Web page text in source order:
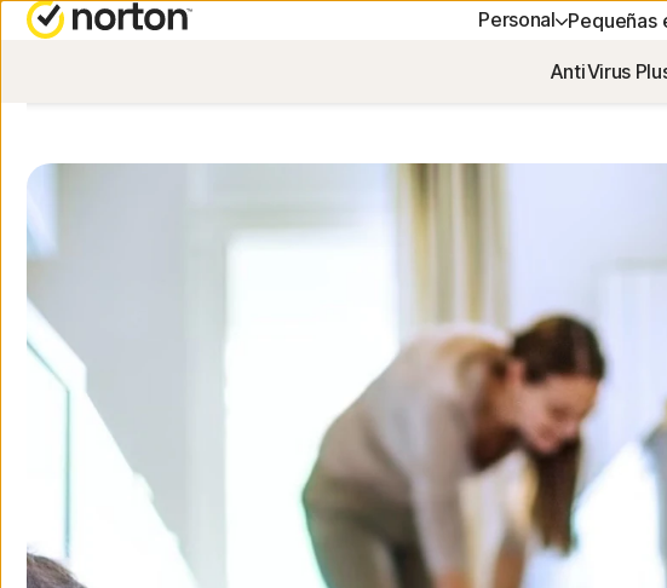
Personal
Norton 360 Premium
Norton 360 for Gamers
Todos los productos y servicios
Pequeñas
AYUDA
Soporte al
AntiVirus